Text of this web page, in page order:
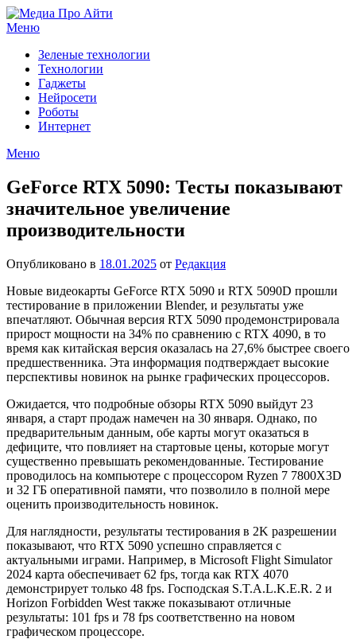
Перейти
к
Меню
Зеленые технологии
Технологии
Гаджеты
Нейросети
Роботы
Интернет
Меню
GeForce RTX 5090: Тесты показывают
значительное увеличение
производительности
Опубликовано в 18.01.2025 от Редакция
Новые видеокарты GeForce RTX 5090 и RTX 5090D прошли
тестирование в приложении Blender, и результаты уже
впечатляют. Обычная версия RTX 5090 продемонстрировала
прирост мощности на 34% по сравнению с RTX 4090, в то
время как китайская версия оказалась на 27,6% быстрее своего
предшественника. Эта информация подтверждает высокие
перспективы новинок на рынке графических процессоров.
Ожидается, что подробные обзоры RTX 5090 выйдут 23
января, а старт продаж намечен на 30 января. Однако, по
предварительным данным, обе карты могут оказаться в
дефиците, что повлияет на стартовые цены, которые могут
существенно превышать рекомендованные. Тестирование
проводилось на компьютере с процессором Ryzen 7 7800X3D
и 32 ГБ оперативной памяти, что позволило в полной мере
оценить производительность новинок.
Для наглядности, результаты тестирования в 2K разрешении
показывают, что RTX 5090 успешно справляется с
актуальными играми. Например, в Microsoft Flight Simulator
2024 карта обеспечивает 62 fps, тогда как RTX 4070
демонстрирует только 48 fps. Господская S.T.A.L.K.E.R. 2 и
Horizon Forbidden West также показывают отличные
результаты: 101 fps и 78 fps соответственно на новом
графическом процессоре.